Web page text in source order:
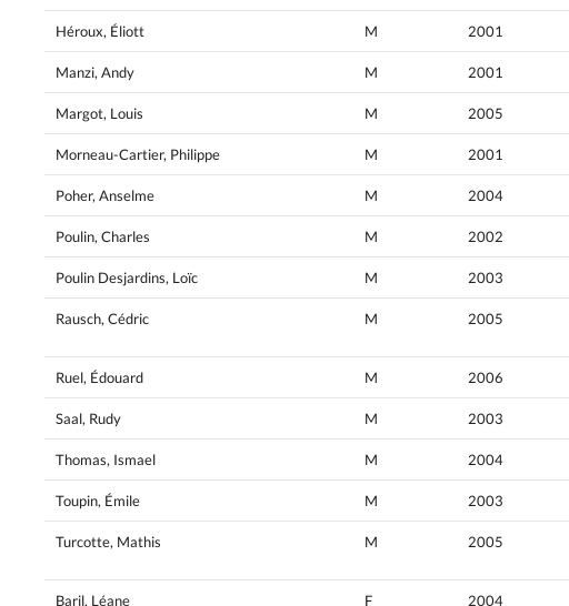
Héroux, Éliott M 2001
Manzi, Andy M 2001
Margot, Louis M 2005
Morneau-Cartier, Philippe M 2001
Poher, Anselme M 2004
Poulin, Charles M 2002
Poulin Desjardins, Loïc M 2003
Rausch, Cédric M 2005
Ruel, Édouard M 2006
Saal, Rudy M 2003
Thomas, Ismael M 2004
Toupin, Émile M 2003
Turcotte, Mathis M 2005
Baril, Léane F 2004